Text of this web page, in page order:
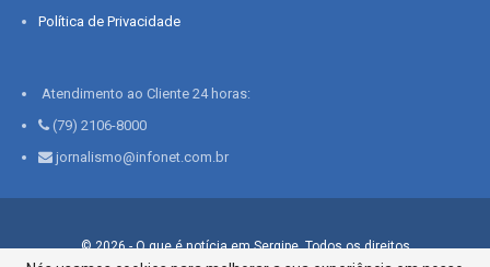
Política de Privacidade
Atendimento ao Cliente 24 horas:
(79) 2106-8000
jornalismo@infonet.com.br
© 2026 - O que é notícia em Sergipe. Todos os direitos